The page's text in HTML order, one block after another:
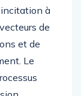
à
de
et de
Le